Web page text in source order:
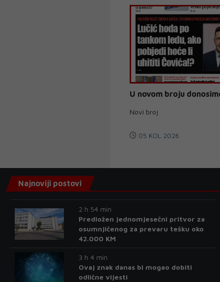
U novom broju
Novi broj
05 KOL 2026
Najnoviji postovi
2 h 54 min
Predložen jednomjesečni pritvor za
osumnjičenog za prevaru tešku oko
42.000 KM
3 h 4 min
Ovaj znak danas bi mogao dobiti
odlične vijesti